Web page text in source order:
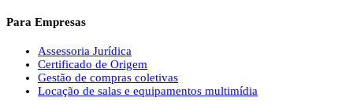
Para Empresas
Assessoria Jurídica
Certificado de Origem
Gestão de compras coletivas
Locação de salas e equipamentos multimídia